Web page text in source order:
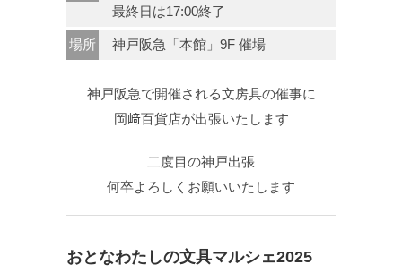
最終日は17:00終了
場所 神戸阪急「本館」9F 催場
神戸阪急で開催される文房具の催事に
岡﨑百貨店が出張いたします
二度目の神戸出張
何卒よろしくお願いいたします
おとなわたしの文具マルシェ2025